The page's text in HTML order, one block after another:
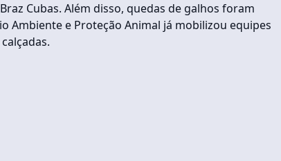
Cubas. Além disso, quedas de galhos foram
Ambiente e Proteção Animal já mobilizou equipes